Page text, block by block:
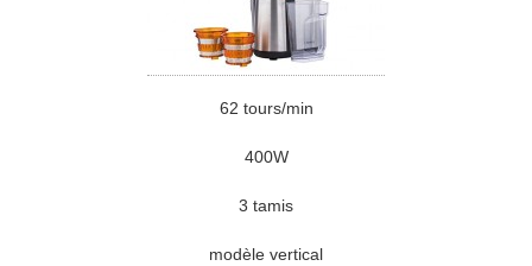
62 tours/min
400W
3 tamis
modèle vertical